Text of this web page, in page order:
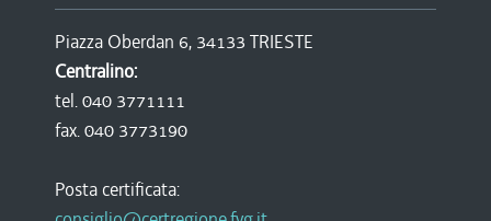
Piazza Oberdan 6, 34133 TRIESTE
Centralino:
tel. 040 3771111
fax. 040 3773190
Posta certificata: